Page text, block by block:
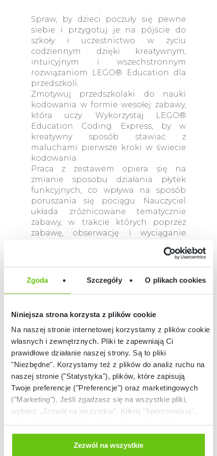
Zgoda Szczegóły O plikach cookies
Niniejsza strona korzysta z plików cookie
Na naszej stronie internetowej korzystamy z plików cookie:
własnych i zewnętrznych. Pliki te zapewniają Ci
prawidłowe działanie naszej strony. Są to pliki
"Niezbędne". Korzystamy też z plików do analiz ruchu na
naszej stronie ("Statystyka"), plików, które zapisują
Twoje preferencje ("Preferencje") oraz marketingowych
("Marketing"). Jeśli zgadzasz się na wszystkie pliki,
wybierz „Zezwól na wszystkie”. Kliknij "Spersonalizuj",
Odmów zgody poprzez przycisk „Odmowa”. Wtedy
użyjemy tylko plików niezbędnych dla naszej strony.
Zezwól na wszystkie
Spraw, by dzieci poczuły się pewne
siebie i przygotuj je na pójście do
szkoły i uczestnictwo w życiu
codziennym dzięki kreatywnym,
intuicyjnym i wszechstronnym
rozwiązaniom LEGO® Education dla
przedszkoli.
Zmotywuj przedszkolaki do nauki
kodowania w formie wesołej zabawy,
która uczy. Wykorzystaj LEGO®
Education Coding Express, by w
kreatywny sposób stawiać z
maluchami pierwsze kroki w świecie
kodowania.
Praca z zestawem opiera się na
zmianie sposobu działania płytek
funkcyjnych, co wpływa na sposób
poruszania się pociągu. Nauczyciel
układa zróżnicowane tematycznie
zabawy, w trakcie których poprzez
zabawę, obserwację i wyciąganie
DOWIEDZ SIĘ WIĘCEJ
LEGO®
EDUCATION
Koncepcja
Żłobek I
Szkoła
1-3
Szkoła
4-8
PRODUKTY
LEGO® Education
Informatyka I AI 5+
LEGO® Education
Informatyka I AI 8+
LEGO® Education
LEGO® Education
Przyrodnicze I Ścisłe
SZKOLENIA
WSPARCIE
Baza Wiedzy
Scenariusze Zajęć
Hybrydowe
BLOG
Kontakt